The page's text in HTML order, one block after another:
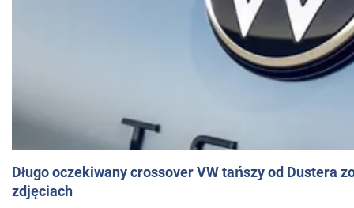
Długo oczekiwany crossover VW tańszy od Dustera
zdjęciach